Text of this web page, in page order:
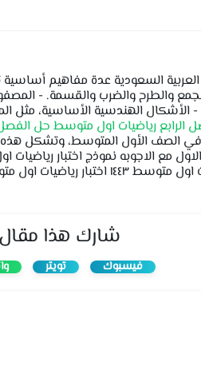
السعودية عدة مفاهيم أساسية
والطرح والضرب والقسمة. -
الأشكال الهندسية الأساسية، مثل
الرابع رياضيات اول متوسط حل
الأول المتوسط، وتشكل هذه
مع الاجوبه نموذج اختبار
نموذج الاجابة كتب اختبار رياضيات
شارك هذا مقال
فيسبوك تويتر